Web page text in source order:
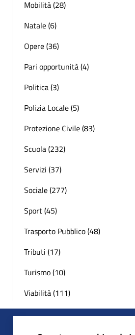
Mobilità (28)
Natale (6)
Opere (36)
Pari opportunità (4)
Politica (3)
Polizia Locale (5)
Protezione Civile (83)
Scuola (232)
Servizi (37)
Sociale (277)
Sport (45)
Trasporto Pubblico (48)
Tributi (17)
Turismo (10)
Viabilità (111)